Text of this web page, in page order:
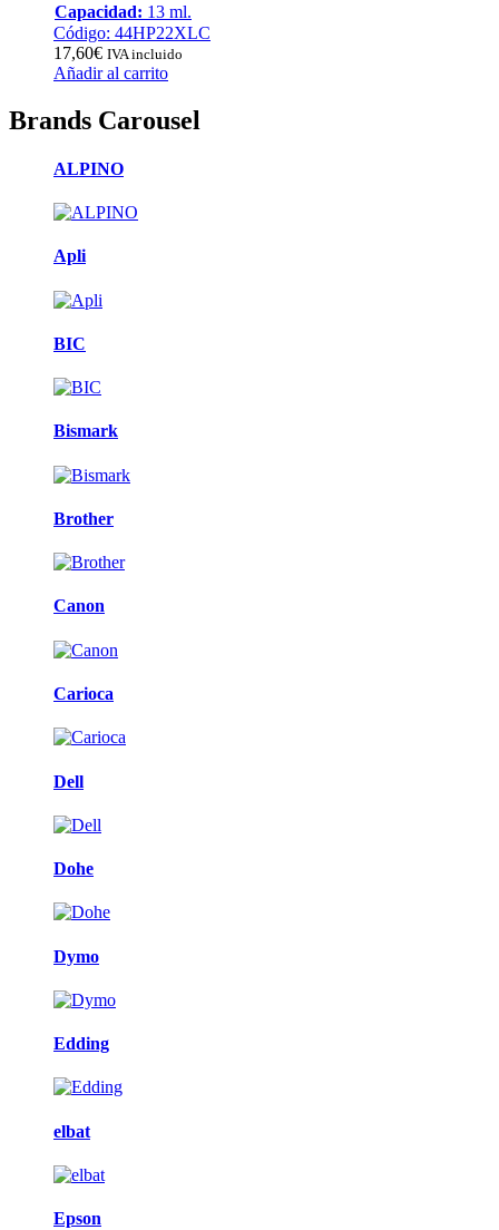
Capacidad: 13 ml.
Código: 44HP22XLC
17,60€ IVA incluido
Añadir al carrito
Brands Carousel
ALPINO
Apli
BIC
Bismark
Brother
Canon
Carioca
Dell
Dohe
Dymo
Edding
elbat
Epson